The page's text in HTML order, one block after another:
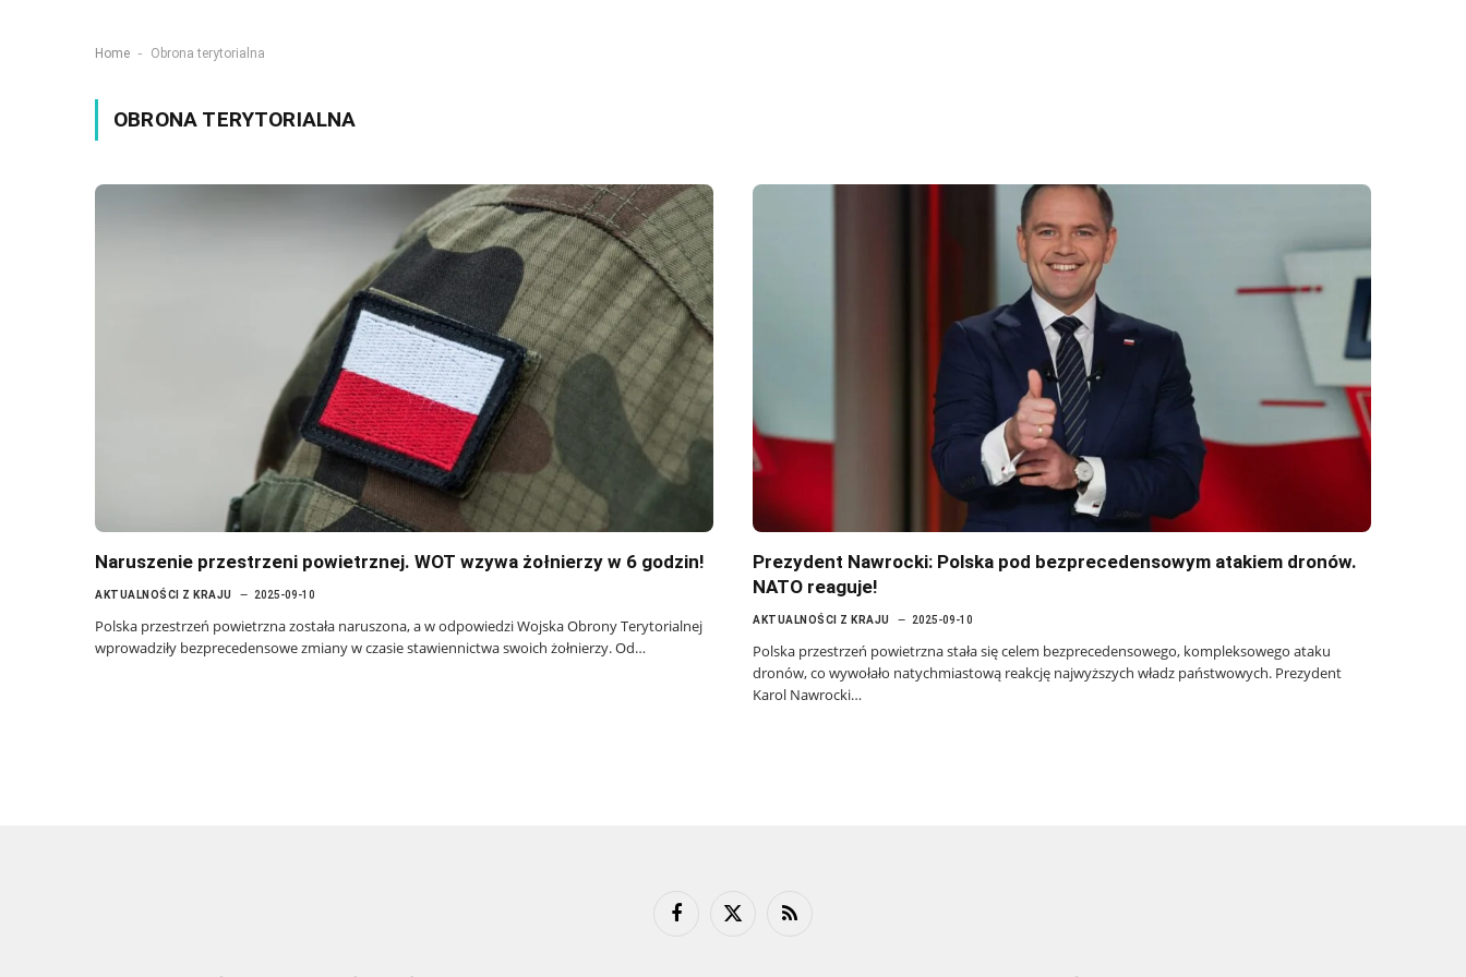
Home - Obrona terytorialna
OBRONA TERYTORIALNA
Naruszenie przestrzeni powietrznej. WOT wzywa żołnierzy w 6 godzin!
AKTUALNOŚCI Z KRAJU 2025-09-10
Polska przestrzeń powietrzna została naruszona, a w odpowiedzi Wojska Obrony Terytorialnej
wprowadziły bezprecedensowe zmiany w czasie stawiennictwa swoich żołnierzy. Od…
Prezydent Nawrocki: Polska pod bezprecedensowym atakiem dronów.
NATO reaguje!
AKTUALNOŚCI Z KRAJU 2025-09-10
Polska przestrzeń powietrzna stała się celem bezprecedensowego, kompleksowego ataku
dronów, co wywołało natychmiastową reakcję najwyższych władz państwowych. Prezydent
Karol Nawrocki…
FacebookX
RSS